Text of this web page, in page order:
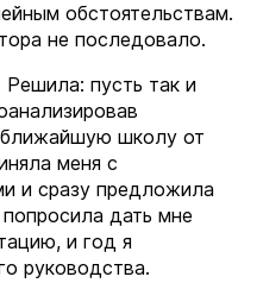
обстоятельствам.
не последовало.
Решила: пусть так и
ближайшую школу от
меня с
и сразу предложила
дать мне
и год я
руководства.